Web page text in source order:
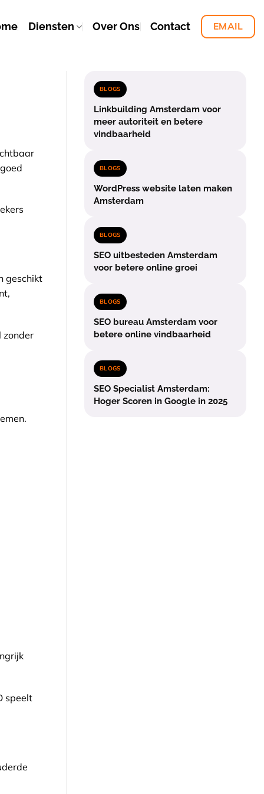
Diensten Over Ons Contact EMAIL
geschikt
zonder
speelt
BLOGS
Linkbuilding Amsterdam voor
meer autoriteit en betere
vindbaarheid
BLOGS
WordPress website laten maken
Amsterdam
BLOGS
SEO uitbesteden Amsterdam
voor betere online groei
BLOGS
SEO bureau Amsterdam voor
betere online vindbaarheid
BLOGS
SEO Specialist Amsterdam:
Hoger Scoren in Google in 2025